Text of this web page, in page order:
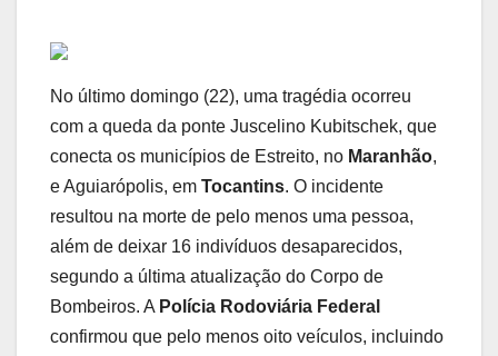
No último domingo (22), uma tragédia ocorreu
com a queda da ponte Juscelino Kubitschek, que
conecta os municípios de Estreito, no Maranhão,
e Aguiarópolis, em Tocantins. O incidente
resultou na morte de pelo menos uma pessoa,
além de deixar 16 indivíduos desaparecidos,
segundo a última atualização do Corpo de
Bombeiros. A Polícia Rodoviária Federal
confirmou que pelo menos oito veículos, incluindo